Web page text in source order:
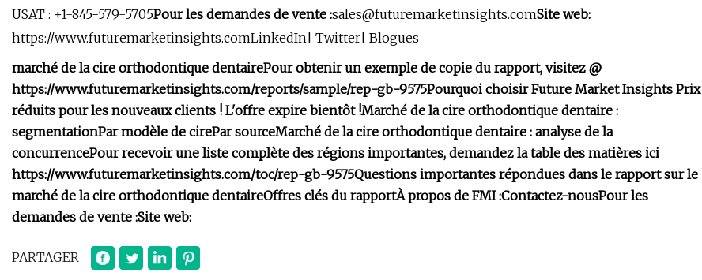
USAT : +1-845-579-5705Pour les demandes de vente :sales@futuremarketinsights.comSite web:
https://www.futuremarketinsights.comLinkedIn| Twitter| Blogues
marché de la cire orthodontique dentairePour obtenir un exemple de copie du rapport, visitez @
https://www.futuremarketinsights.com/reports/sample/rep-gb-9575Pourquoi choisir Future Market Insights Prix ​​
réduits pour les nouveaux clients ! L'offre expire bientôt !Marché de la cire orthodontique dentaire :
segmentationPar modèle de cirePar sourceMarché de la cire orthodontique dentaire : analyse de la
concurrencePour recevoir une liste complète des régions importantes, demandez la table des matières ici
https://www.futuremarketinsights.com/toc/rep-gb-9575Questions importantes répondues dans le rapport sur le
marché de la cire orthodontique dentaireOffres clés du rapportÀ propos de FMI :Contactez-nousPour les
demandes de vente :Site web:
PARTAGER